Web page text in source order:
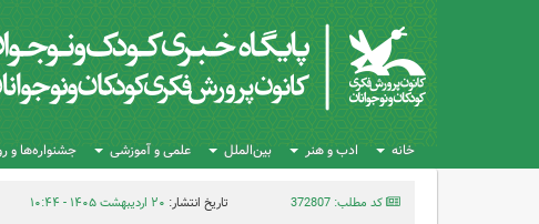
خانه ادب و هنر بین‌الملل علمی و آموزشی جشنواره‌ها و
کد مطلب: 372807 تاریخ انتشار: ۲۰ اردیبهشت ۱۴۰۵ - ۱۰:۴۴